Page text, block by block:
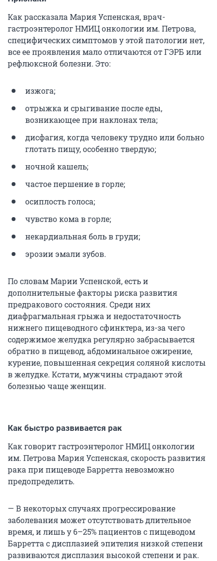
Как рассказала Мария Успенская, врач-
гастроэнтеролог НМИЦ онкологии им. Петрова,
специфических симптомов у этой патологии нет,
все ее проявления мало отличаются от ГЭРБ или
рефлюксной болезни. Это:
изжога;
отрыжка и срыгивание после еды,
возникающее при наклонах тела;
дисфагия, когда человеку трудно или больно
глотать пищу, особенно твердую;
ночной кашель;
частое першение в горле;
осиплость голоса;
чувство кома в горле;
некардиальная боль в груди;
эрозии эмали зубов.
По словам Марии Успенской, есть и
дополнительные факторы риска развития
предракового состояния. Среди них
диафрагмальная грыжа и недостаточность
нижнего пищеводного сфинктера, из-за чего
содержимое желудка регулярно забрасывается
обратно в пищевод, абдоминальное ожирение,
курение, повышенная секреция соляной кислоты
в желудке. Кстати, мужчины страдают этой
болезнью чаще женщин.
Как быстро развивается рак
Как говорит гастроэнтеролог НМИЦ онкологии
им. Петрова Мария Успенская, скорость развития
рака при пищеводе Барретта невозможно
предопределить.
— В некоторых случаях прогрессирование
заболевания может отсутствовать длительное
время, и лишь у 6–25% пациентов с пищеводом
Барретта с дисплазией эпителия низкой степени
развиваются дисплазия высокой степени и рак.